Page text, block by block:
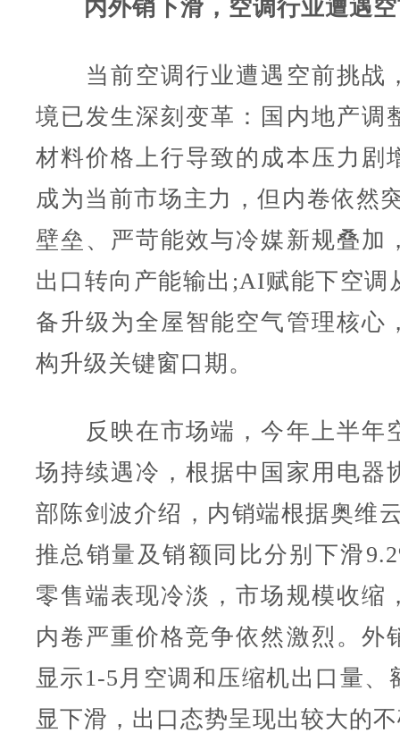
内外销下滑，空调行业遭遇空
当前空调行业遭遇空前挑战
境已发生深刻变革：国内地产调
材料价格上行导致的成本压力剧
成为当前市场主力，但内卷依然
壁垒、严苛能效与冷媒新规叠加
出口转向产能输出;AI赋能下空调
备升级为全屋智能空气管理核心
构升级关键窗口期。
反映在市场端，今年上半年
场持续遇冷，根据中国家用电器
部陈剑波介绍，内销端根据奥维
推总销量及销额同比分别下滑
零售端表现冷淡，市场规模收缩
内卷严重价格竞争依然激烈。外
显示1-5月空调和压缩机出口量、
显下滑，出口态势呈现出较大的